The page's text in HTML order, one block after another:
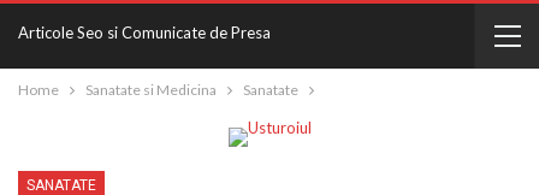
Articole Seo si Comunicate de Presa
Home Sanatate si Medicina Sanatate
SANATATE